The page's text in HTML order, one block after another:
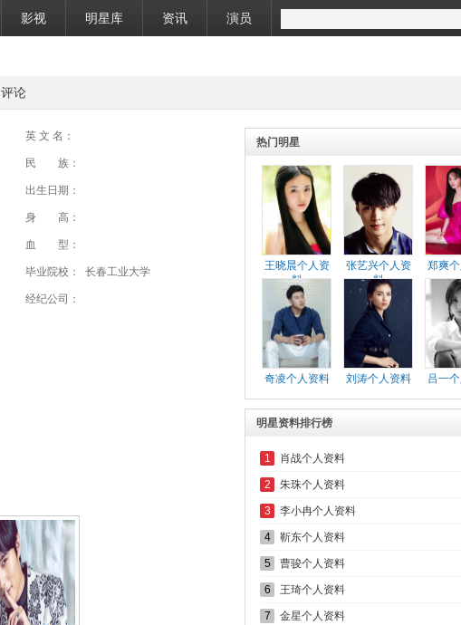
影视 明星库 资讯 演员
评论
英 文 名：
民 族：
出生日期：
身 高：
血 型：
毕业院校： 长春工业大学
经纪公司：
热门明星
王晓晨个人资
料
张艺兴个人资
料
郑爽
奇凌个人资料 刘涛个人资料 吕一
明星资料排行榜
1 肖战个人资料
2 朱珠个人资料
3 李小冉个人资料
4 靳东个人资料
5 曹骏个人资料
6 王琦个人资料
7 金星个人资料